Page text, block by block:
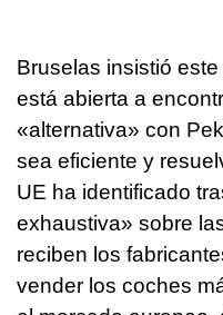
Bruselas insistió
está abierta a
«alternativa» con
sea eficiente y
UE ha identificado
exhaustiva» sobre
reciben los
vender los coches